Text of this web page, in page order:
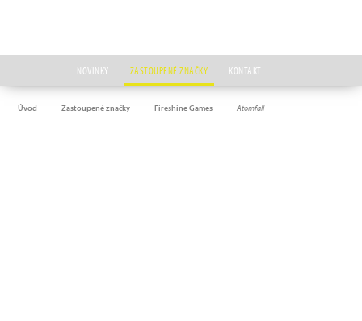
NOVINKY ZASTOUPENÉ ZNAČKY KONTAKT
Úvod Zastoupené značky Fireshine Games Atomfall